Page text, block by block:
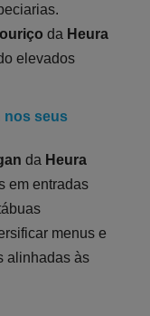
da Heura
elevados
nos seus
da Heura
em entradas
menus e
alinhadas às